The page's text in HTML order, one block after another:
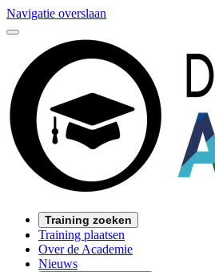
Navigatie overslaan
Training zoeken
Training plaatsen
Over de Academie
Nieuws